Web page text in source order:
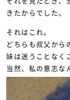
きたからでした。
それはこれ。
どちらも叔父から
妹は迷うことなく
当然、私の意志な